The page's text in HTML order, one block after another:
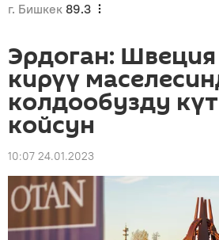
г. Бишкек 89.3
Эрдоган:
кирүү
колдообузду
койсун
10:07 24.01.2023